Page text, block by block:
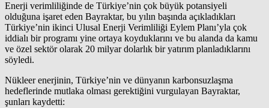
Enerji verimliliğinde de Türkiye’nin çok büyük potansiyeli
olduğuna işaret eden Bayraktar, bu yılın başında açıkladıkları
Türkiye’nin ikinci Ulusal Enerji Verimliliği Eylem Planı’yla çok
iddialı bir programı yine ortaya koyduklarını ve bu alanda da kamu
ve özel sektör olarak 20 milyar dolarlık bir yatırım planladıklarını
söyledi.
Nükleer enerjinin, Türkiye’nin ve dünyanın karbonsuzlaşma
hedeflerinde mutlaka olması gerektiğini vurgulayan Bayraktar,
şunları kaydetti: